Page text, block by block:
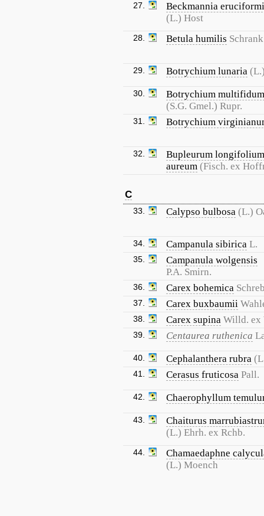
27.
Beckmannia
(L.) Host
28. Betula humilis Schrank
29. Botrychium lunaria
30.
Botrychium multifidum
(S.G. Gmel.) Rupr.
31. Botrychium
32.
Bupleurum
aureum (Fisch. ex
C
33. Calypso bulbosa (L.)
34. Campanula sibirica L.
35.
Campanula wolgensis
P.A. Smirn.
36. Carex bohemica
37. Carex buxbaumii
38. Carex supina Willd. ex
39. Centaurea ruthenica
40. Cephalanthera rubra
41. Cerasus fruticosa Pall.
42. Chaerophyllum
43.
Chaiturus
(L.) Ehrh. ex Rchb.
44.
Chamaedaphne
(L.) Moench